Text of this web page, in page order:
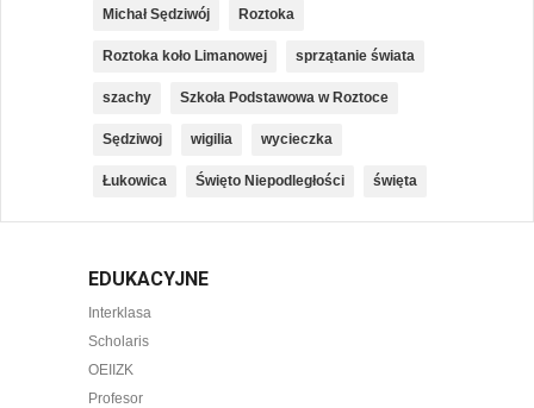
Michał Sędziwój Roztoka
Roztoka koło Limanowej sprzątanie świata
szachy Szkoła Podstawowa w Roztoce
Sędziwoj wigilia wycieczka
Łukowica Święto Niepodległości święta
EDUKACYJNE
Interklasa
Scholaris
OEIIZK
Profesor